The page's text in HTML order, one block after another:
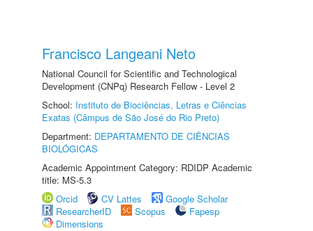
Francisco Langeani Neto
National Council for Scientific and Technological
Development (CNPq) Research Fellow - Level 2
School: Instituto de Biociências, Letras e Ciências
Exatas (Câmpus de São José do Rio Preto)
Department: DEPARTAMENTO DE CIÊNCIAS
BIOLÓGICAS
Academic Appointment Category: RDIDP Academic
title: MS-5.3
Orcid
CV Lattes
Google Scholar
ResearcherID
Scopus
Fapesp
Dimensions